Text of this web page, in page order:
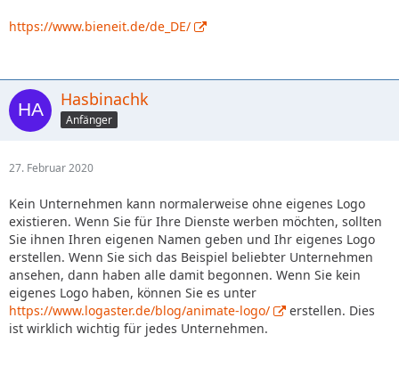
https://www.bieneit.de/de_DE/
Hasbinachk
Anfänger
27. Februar 2020
Kein Unternehmen kann normalerweise ohne eigenes Logo
existieren. Wenn Sie für Ihre Dienste werben möchten, sollten
Sie ihnen Ihren eigenen Namen geben und Ihr eigenes Logo
erstellen. Wenn Sie sich das Beispiel beliebter Unternehmen
ansehen, dann haben alle damit begonnen. Wenn Sie kein
eigenes Logo haben, können Sie es unter
https://www.logaster.de/blog/animate-logo/
erstellen. Dies
ist wirklich wichtig für jedes Unternehmen.